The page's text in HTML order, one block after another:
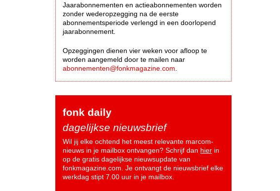
Jaarabonnementen en actieabonnementen worden
zonder wederopzegging na de eerste
abonnementsperiode verlengd in een doorlopend
jaarabonnement.
Opzeggingen dienen vier weken voor afloop te
worden aangemeld door te mailen naar
abonnementen@fonkmagazine.com
fonk daily
dagelijkse nieuwsbrief
Wil jij elke ochtend het meest relevante marcom-
nieuws in je mailbox ontvangen? Schrijf dan hier in
op de gratis dagelijkse nieuwsupdate van
fonkmagazine.com. Je ontvangt de nieuwsbrief elke
werkdag stipt 7.00 uur in je mailbox.